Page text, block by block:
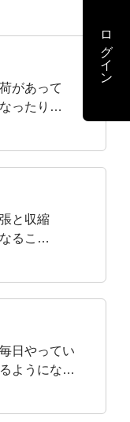
があって
ったり、
り嬉しい
と収縮
ること
！
日やってい
ようになり
ない？とか
。11月から
ログイン